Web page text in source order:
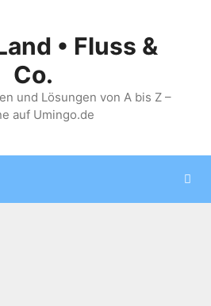
• Fluss &
Co.
und Lösungen von A bis Z –
auf Umingo.de